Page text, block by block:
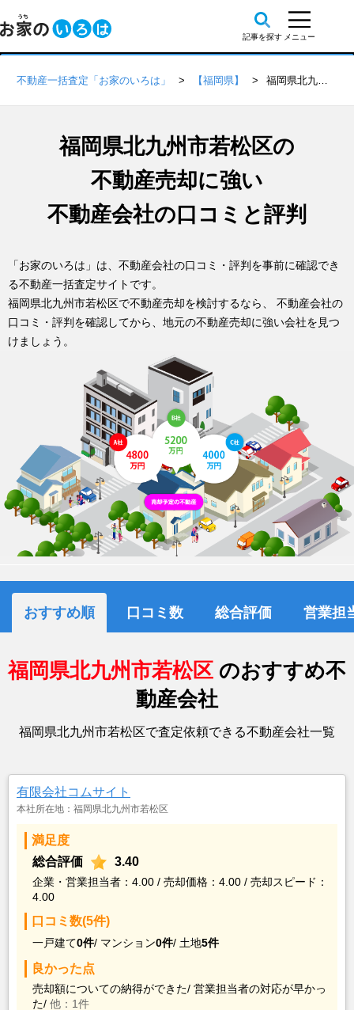
不動産一括査定「お家のいろは」 【福岡県】 福岡県北九州市若松区の不動産会社 口コミ・評判一覧
福岡県北九州市若松区の
不動産売却に強い
不動産会社の口コミと評判
「お家のいろは」は、不動産会社の口コミ・評判を事前に確認でき
る不動産一括査定サイトです。
福岡県北九州市若松区で不動産売却を検討するなら、 不動産会社の
口コミ・評判を確認してから、地元の不動産売却に強い会社を見つ
けましょう。
おすすめ順 口コミ数 総合評価 営業担
福岡県北九州市若松区 のおすすめ不
動産会社
福岡県北九州市若松区で査定依頼できる不動産会社一覧
有限会社コムサイト
本社所在地：福岡県北九州市若松区
満足度
総合評価
3.40
企業・営業担当者：4.00 / 売却価格：4.00 / 売却スピード：
4.00
口コミ数(5件)
一戸建て0件/ マンション0件/ 土地5件
良かった点
売却額についての納得ができた/ 営業担当者の対応が早かっ
た/ 他：1件